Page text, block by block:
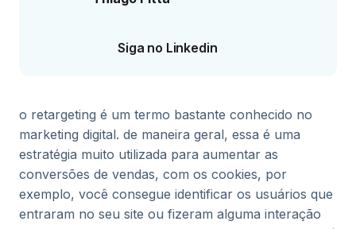
Siga no Linkedin
o retargeting é um termo bastante conhecido no
marketing digital. de maneira geral, essa é uma
estratégia muito utilizada para aumentar as
conversões de vendas, com os cookies, por
exemplo, você consegue identificar os usuários que
entraram no seu site ou fizeram alguma interação